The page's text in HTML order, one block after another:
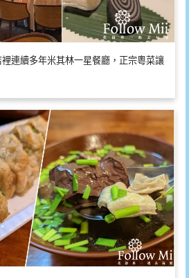
連續多年米其林一星餐廳，正宗粵菜讓